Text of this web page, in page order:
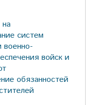
систем
военно-
войск и
обязанностей